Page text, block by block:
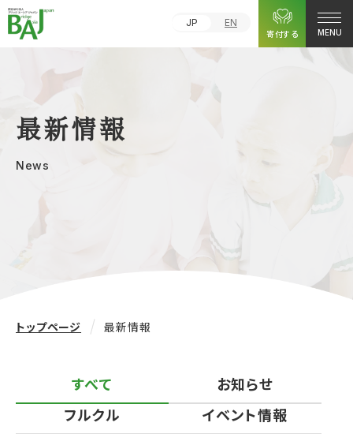
JP
EN
寄付する
MENU
最新情報
News
トップページ 最新情報
すべて
お知らせ
フルクル
イベント情報